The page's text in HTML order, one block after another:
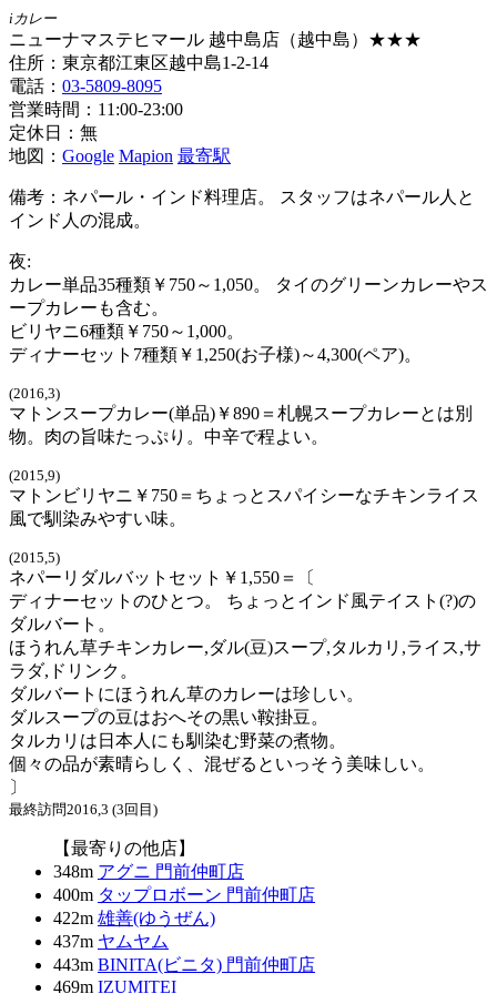
iカレー
ニューナマステヒマール 越中島店（越中島）★★★
住所：東京都江東区越中島1-2-14
電話： 03-5809-8095
営業時間：11:00-23:00
定休日：無
地図： Google Mapion 最寄駅
備考：ネパール・インド料理店。 スタッフはネパール人と
インド人の混成。
夜:
カレー単品35種類￥750～1,050。 タイのグリーンカレーやス
ープカレーも含む。
ビリヤニ6種類￥750～1,000。
ディナーセット7種類￥1,250(お子様)～4,300(ペア)。
(2016,3)
マトンスープカレー(単品)￥890＝札幌スープカレーとは別
物。肉の旨味たっぷり。中辛で程よい。
(2015,9)
マトンビリヤニ￥750＝ちょっとスパイシーなチキンライス
風で馴染みやすい味。
(2015,5)
ネパーリダルバットセット￥1,550＝〔
ディナーセットのひとつ。 ちょっとインド風テイスト(?)の
ダルバート。
ほうれん草チキンカレー,ダル(豆)スープ,タルカリ,ライス,サ
ラダ,ドリンク。
ダルバートにほうれん草のカレーは珍しい。
ダルスープの豆はおへその黒い鞍掛豆。
タルカリは日本人にも馴染む野菜の煮物。
個々の品が素晴らしく、混ぜるといっそう美味しい。
〕
最終訪問2016,3 (3回目)
【最寄りの他店】
348m アグニ 門前仲町店
400m タップロボーン 門前仲町店
422m 雄善(ゆうぜん)
437m ヤムヤム
443m BINITA(ビニタ) 門前仲町店
469m IZUMITEI